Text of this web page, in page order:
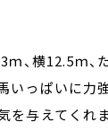
、横12.5ｍ、
いっぱいに力
を与えてくれ